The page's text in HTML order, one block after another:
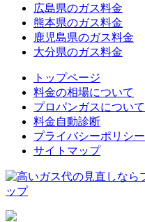
広島県のガス料金
熊本県のガス料金
鹿児島県のガス料金
大分県のガス料金
トップページ
料金の相場について
プロパンガスについて
料金自動診断
プライバシーポリシー
サイトマップ